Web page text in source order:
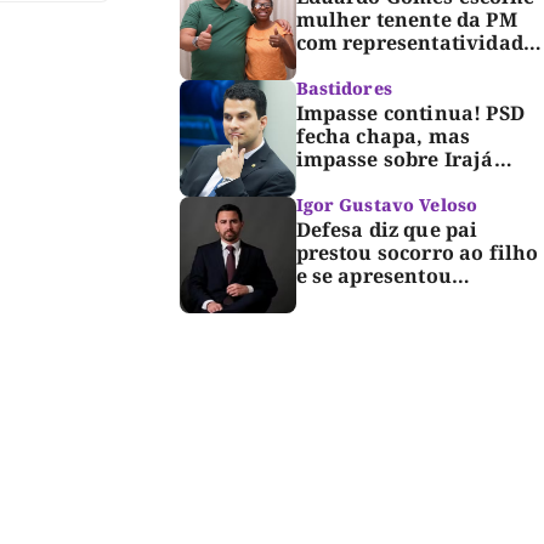
mulher tenente da PM
com representatividade
e trajetória de
superação para compor
segunda suplência ao
Senado
Bastidores
Impasse continua! PSD
fecha chapa, mas
impasse sobre Irajá
segue até o limite do
prazo no TRE; Laurez diz
que nome dele não foi
homologado
Igor Gustavo Veloso
Defesa diz que pai
prestou socorro ao filho
e se apresentou
espontaneamente à